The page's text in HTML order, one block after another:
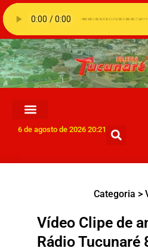
6 de agosto de 2026 20:21
Categoria >
Vídeo Clipe de
Rádio Tucunaré